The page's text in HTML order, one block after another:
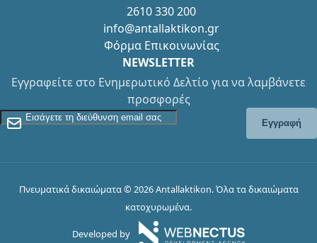
2610 330 200
info@antallaktikon.gr
Φόρμα Επικοινωνίας
NEWSLETTER
Εγγραφείτε στο Ενημερωτικό Δελτίο για να λαμβάνετε
προσφορές
Εγγραφείτε στο Newsletter
Εγγραφή
Πνευματικά δικαιώματα © 2026 Antallaktikon. Όλα τα δικαιώματα
κατοχυρωμένα.
Developed by